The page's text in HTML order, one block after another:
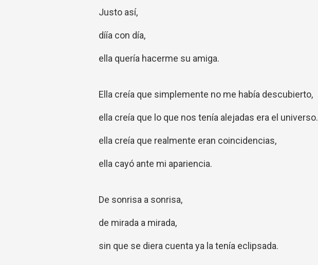
Justo así,
díía con día,
ella quería hacerme su amiga.
Ella creía que simplemente no me había descubierto,
ella creía que lo que nos tenía alejadas era el universo.
ella creía que realmente eran coincidencias,
ella cayó ante mi apariencia.
De sonrisa a sonrisa,
de mirada a mirada,
sin que se diera cuenta ya la tenía eclipsada.